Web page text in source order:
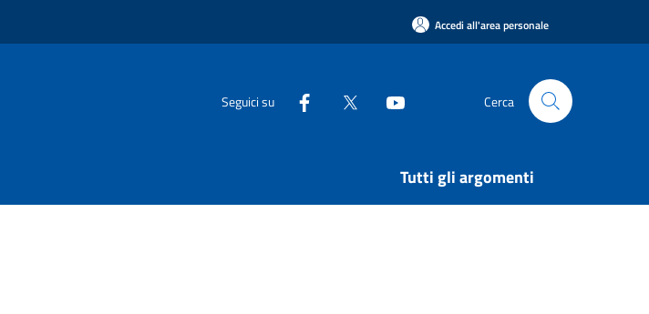
Accedi all'area personale
Seguici su Cerca
Tutti gli argomenti